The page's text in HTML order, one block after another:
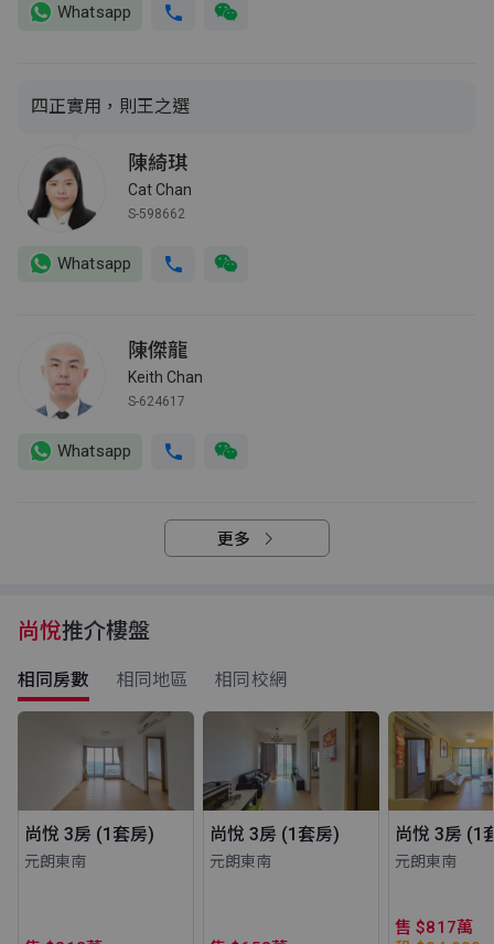
Whatsapp
四正實用，則王之選
陳綺琪
Cat Chan
S-598662
Whatsapp
陳傑龍
Keith Chan
S-624617
Whatsapp
更多
尚悅推介樓盤
相同房數 相同地區 相同校網
尚悅 3房 (1套房)
元朗東南
尚悅 3房 (1套房)
元朗東南
尚悅 3房 (1
元朗東南
售 $817萬